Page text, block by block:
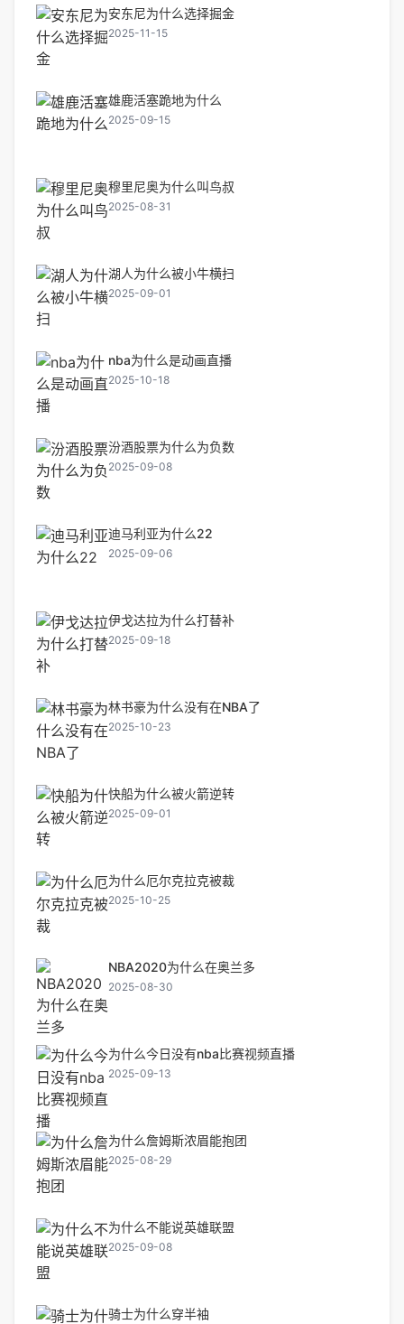
安东尼为什么选择掘金
2025-11-15
雄鹿活塞跪地为什么
2025-09-15
穆里尼奥为什么叫鸟叔
2025-08-31
湖人为什么被小牛横扫
2025-09-01
nba为什么是动画直播
2025-10-18
汾酒股票为什么为负数
2025-09-08
迪马利亚为什么22
2025-09-06
伊戈达拉为什么打替补
2025-09-18
林书豪为什么没有在NBA了
2025-10-23
快船为什么被火箭逆转
2025-09-01
为什么厄尔克拉克被裁
2025-10-25
NBA2020为什么在奥兰多
2025-08-30
为什么今日没有nba比赛视频直播
2025-09-13
为什么詹姆斯浓眉能抱团
2025-08-29
为什么不能说英雄联盟
2025-09-08
骑士为什么穿半袖